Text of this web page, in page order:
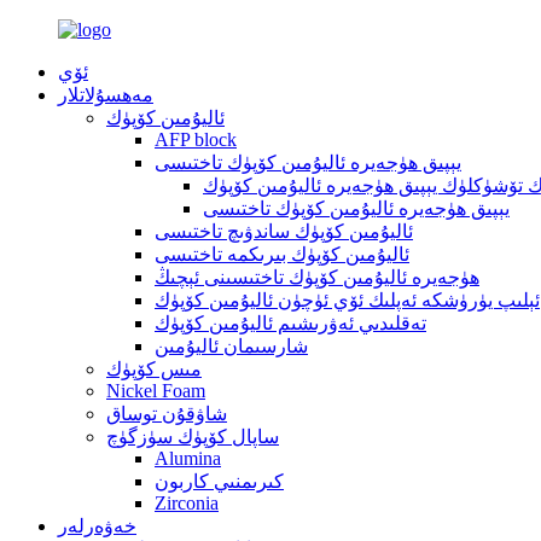
ئۆي
مەھسۇلاتلار
ئاليۇمىن كۆپۈك
AFP block
يېپىق ھۈجەيرە ئاليۇمىن كۆپۈك تاختىسى
تۆشۈكلۈك يېپىق ھۈجەيرە ئاليۇمىن كۆپۈك
يېپىق ھۈجەيرە ئاليۇمىن كۆپۈك تاختىسى
ئاليۇمىن كۆپۈك ساندۋىچ تاختىسى
ئاليۇمىن كۆپۈك بىرىكمە تاختىسى
ھۈجەيرە ئاليۇمىن كۆپۈك تاختىسىنى ئېچىڭ
ئېلىپ يۈرۈشكە ئەپلىك ئۆي ئۈچۈن ئاليۇمىن كۆپۈك
تەقلىدىي ئەۋرىشىم ئاليۇمىن كۆپۈك
شارسىمان ئاليۇمىن
مىس كۆپۈك
Nickel Foam
شاۋقۇن توساق
ساپال كۆپۈك سۈزگۈچ
Alumina
كىرىمنىي كاربون
Zirconia
خەۋەرلەر